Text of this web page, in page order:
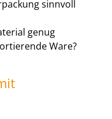
sinnvoll
genug
Ware?